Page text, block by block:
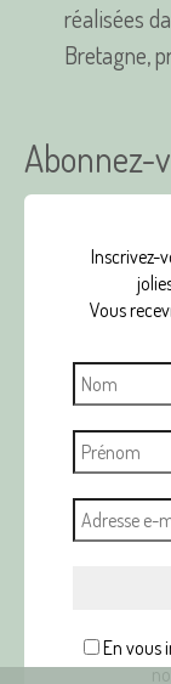
réalisées
Bretagne,
Abonnez-
Inscrivez-
Vous
En vous